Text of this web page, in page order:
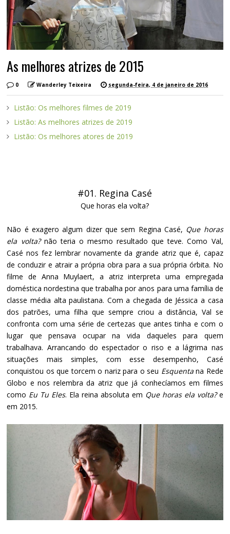
As melhores atrizes de 2015
0 Wanderley Teixeira segunda-feira, 4 de janeiro de 2016
Listão: Os melhores filmes de 2019
Listão: As melhores atrizes de 2019
Listão: Os melhores atores de 2019
#01. Regina Casé
Que horas ela volta?
Não é exagero algum dizer que sem Regina Casé, Que horas
ela volta? não teria o mesmo resultado que teve. Como Val,
Casé nos fez lembrar novamente da grande atriz que é, capaz
de conduzir e atrair a própria obra para a sua própria órbita. No
filme de Anna Muylaert, a atriz interpreta uma empregada
doméstica nordestina que trabalha por anos para uma família de
classe média alta paulistana. Com a chegada de Jéssica a casa
dos patrões, uma filha que sempre criou a distância, Val se
confronta com uma série de certezas que antes tinha e com o
lugar que pensava ocupar na vida daqueles para quem
trabalhava. Arrancando do espectador o riso e a lágrima nas
situações mais simples, com esse desempenho, Casé
conquistou os que torcem o nariz para o seu Esquentana Rede
Globo e nos relembra da atriz que já conhecíamos em filmes
como Eu Tu Eles. Ela reina absoluta em Que horas ela volta?e
em 2015.